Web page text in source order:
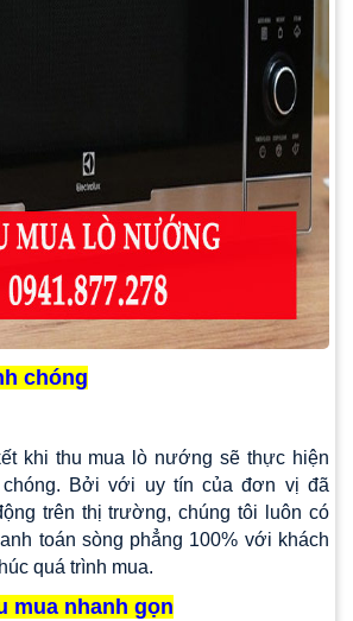
chóng
khi thu mua lò nướng sẽ thực hiện
chóng. Bởi với uy tín của đơn vị đã
trên thị trường, chúng tôi luôn có
toán sòng phẳng 100% với khách
quá trình mua.
mua nhanh gọn